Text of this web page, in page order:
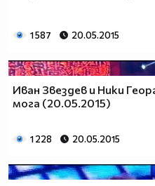
1 587 20.05.2015
Иван Звездев и Ники
мога (20.05.2015)
1 228 20.05.2015